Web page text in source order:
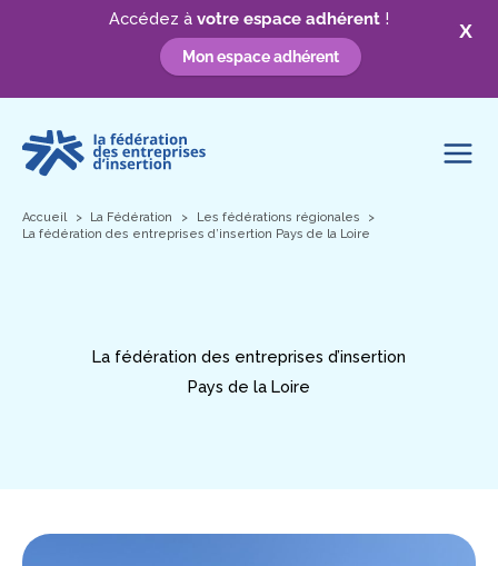
X
Accédez à votre espace adhérent !
Mon espace adhérent
contenu
Accueil La Fédération
Les fédérations régionales
La fédération des entreprises d’insertion Pays de la Loire
La fédération des entreprises d’insertion
Pays de la Loire